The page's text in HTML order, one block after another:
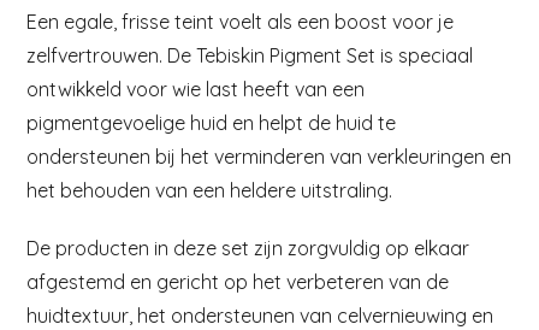
Een egale, frisse teint voelt als een boost voor je
zelfvertrouwen. De Tebiskin Pigment Set is speciaal
ontwikkeld voor wie last heeft van een
pigmentgevoelige huid en helpt de huid te
ondersteunen bij het verminderen van verkleuringen en
het behouden van een heldere uitstraling.
De producten in deze set zijn zorgvuldig op elkaar
afgestemd en gericht op het verbeteren van de
huidtextuur, het ondersteunen van celvernieuwing en